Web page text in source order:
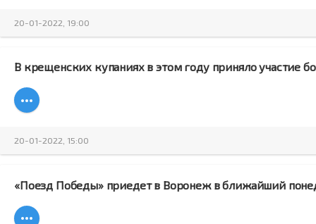
20-01-2022, 19:00
В крещенских купаниях в этом году приняло участие
20-01-2022, 15:00
«Поезд Победы» приедет в Воронеж в ближайший